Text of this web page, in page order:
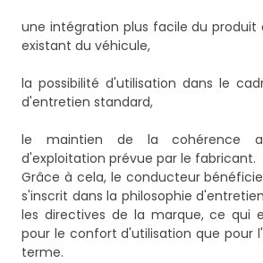
une intégration plus facile du produit
existant du véhicule,
la possibilité d'utilisation dans le
d'entretien standard,
le maintien de la cohérence
d'exploitation prévue par le fabricant.
Grâce à cela, le conducteur
s'inscrit dans la philosophie
les directives de la marque, ce qui
pour le confort d'utilisation que pour
terme.